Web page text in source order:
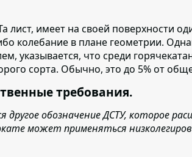
лист, имеет на своей поверхности
колебание в плане геометрии.
указывается, что среди
сорта. Обычно, это до 5% от
требования.
другое обозначение ДСТУ, которое
может применяться